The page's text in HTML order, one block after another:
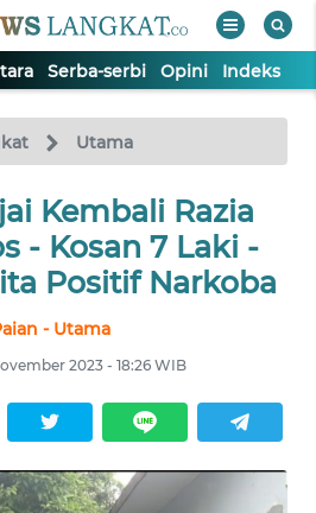
Serba-serbi Opini Indeks
Utama
Kembali Razia
- Kosan 7 Laki -
Positif Narkoba
- Utama
2023 - 18:26 WIB